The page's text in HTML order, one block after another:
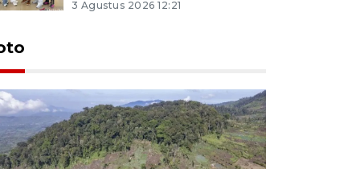
3 Agustus 2026 12:21